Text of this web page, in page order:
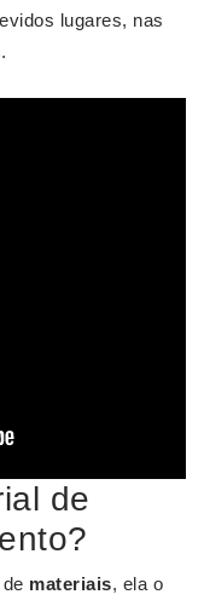
lugares, nas
de
de materiais, ela o